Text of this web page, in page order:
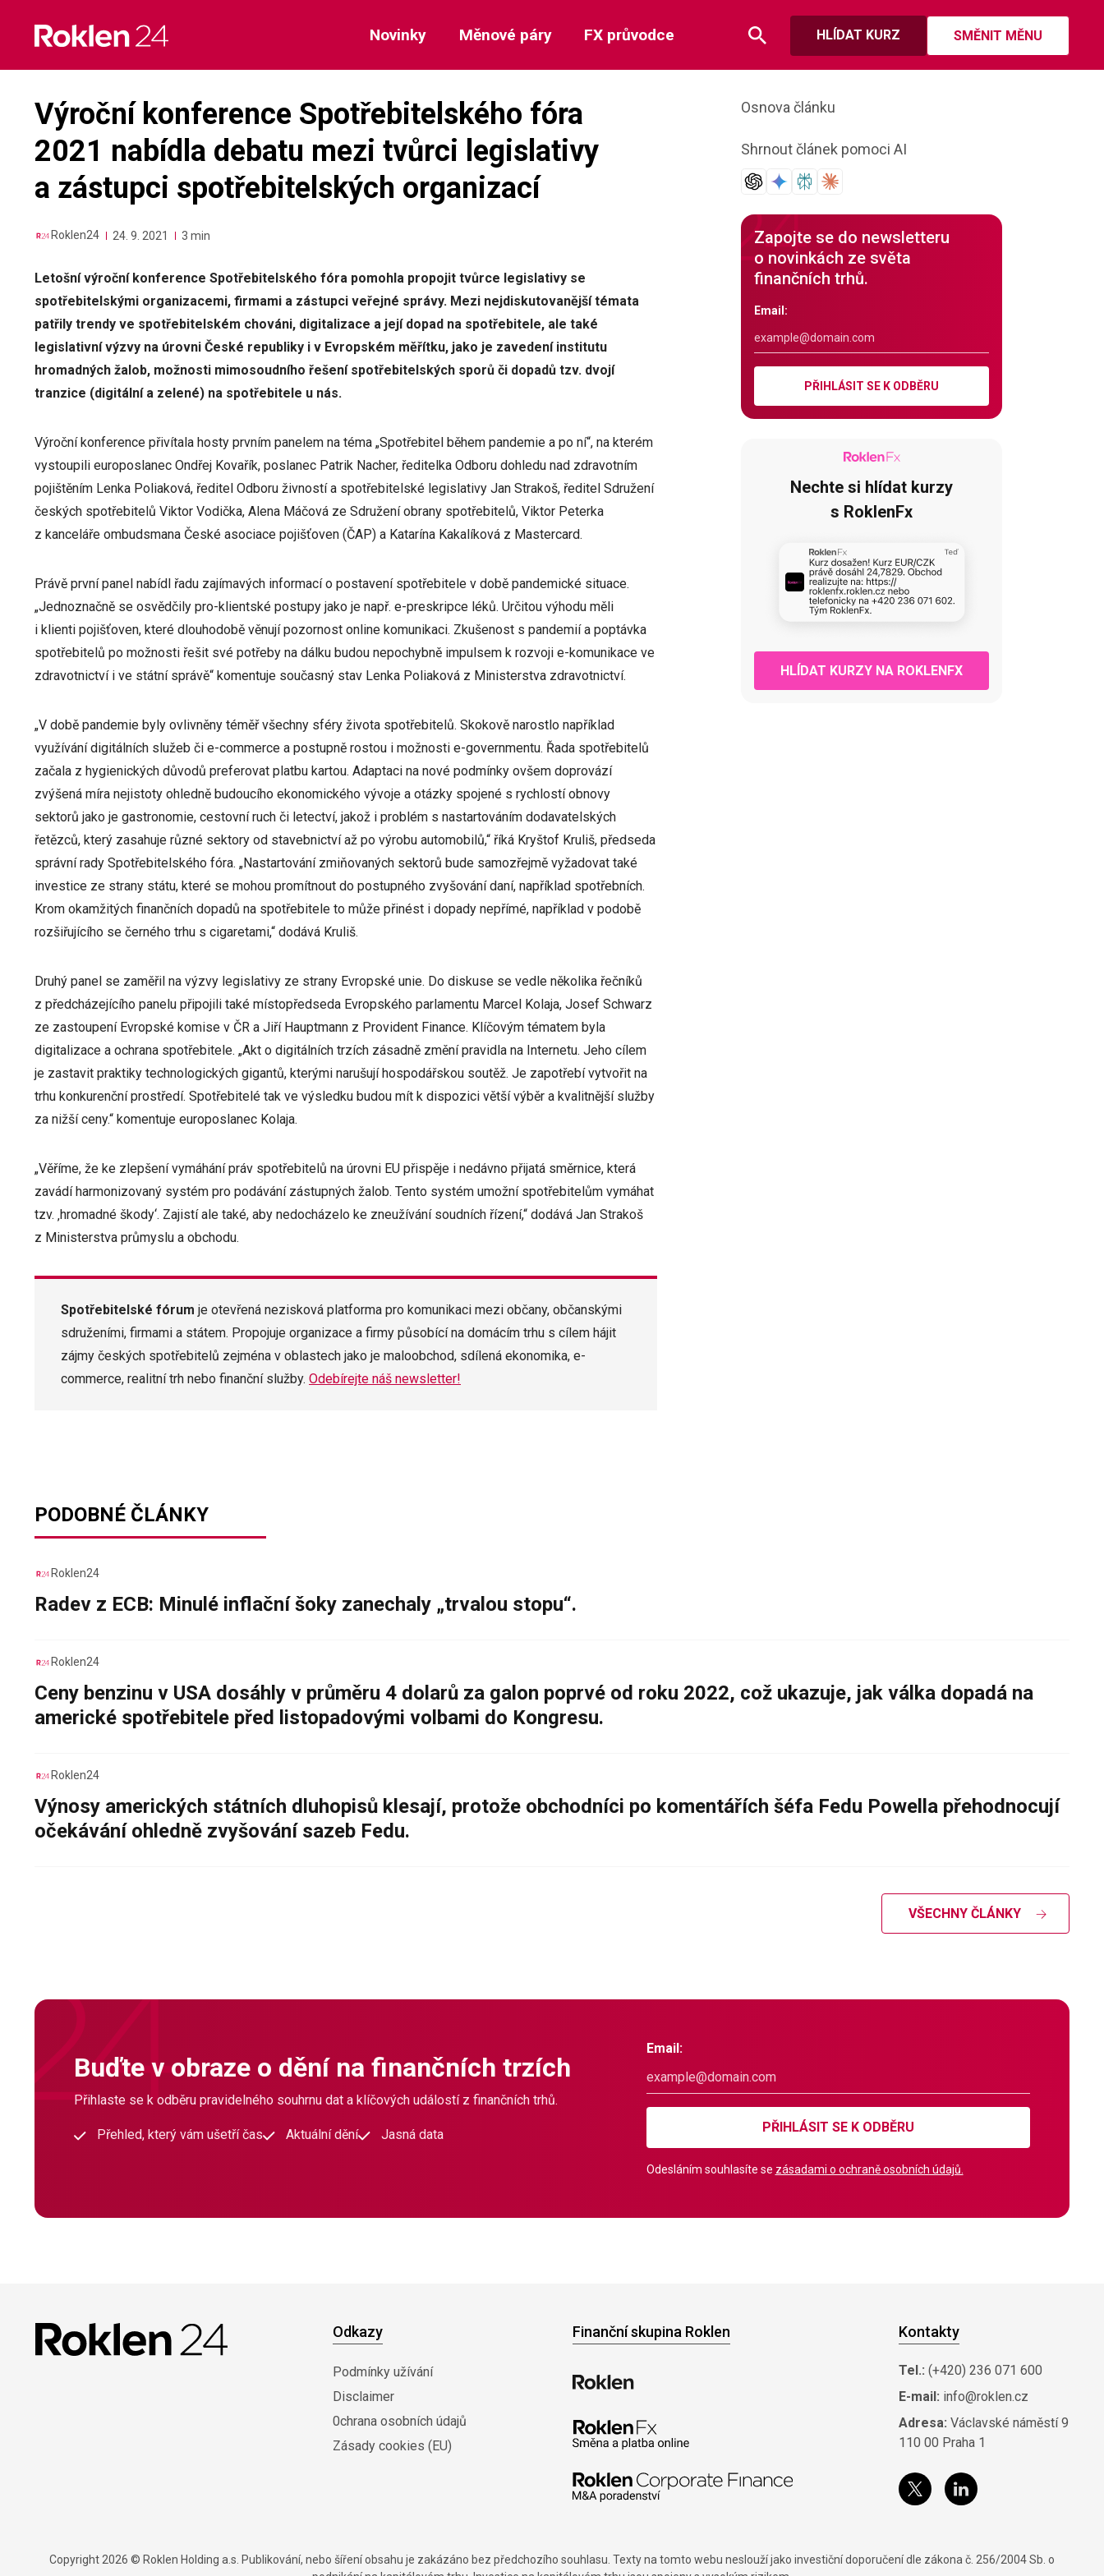
content
HLÍDAT KURZ SMĚNIT MĚNU
Novinky Měnové páry FX průvodce
Výroční konference Spotřebitelského fóra
2021 nabídla debatu mezi tvůrci legislativy
a zástupci spotřebitelských organizací
Roklen24 24. 9. 2021 3 min
Letošní výroční konference Spotřebitelského fóra pomohla propojit tvůrce legislativy se
spotřebitelskými organizacemi, firmami a zástupci veřejné správy. Mezi nejdiskutovanější témata
patřily trendy ve spotřebitelském chováni, digitalizace a její dopad na spotřebitele, ale také
legislativní výzvy na úrovni České republiky i v Evropském měřítku, jako je zavedení institutu
hromadných žalob, možnosti mimosoudního řešení spotřebitelských sporů či dopadů tzv. dvojí
tranzice (digitální a zelené) na spotřebitele u nás.
Výroční konference přivítala hosty prvním panelem na téma „Spotřebitel během pandemie a po ní“, na kterém
vystoupili europoslanec Ondřej Kovařík, poslanec Patrik Nacher, ředitelka Odboru dohledu nad zdravotním
pojištěním Lenka Poliaková, ředitel Odboru živností a spotřebitelské legislativy Jan Strakoš, ředitel Sdružení
českých spotřebitelů Viktor Vodička, Alena Máčová ze Sdružení obrany spotřebitelů, Viktor Peterka
z kanceláře ombudsmana České asociace pojišťoven (ČAP) a Katarína Kakalíková z Mastercard.
Právě první panel nabídl řadu zajímavých informací o postavení spotřebitele v době pandemické situace.
„Jednoznačně se osvědčily pro-klientské postupy jako je např. e-preskripce léků. Určitou výhodu měli
i klienti pojišťoven, které dlouhodobě věnují pozornost online komunikaci. Zkušenost s pandemií a poptávka
spotřebitelů po možnosti řešit své potřeby na dálku budou nepochybně impulsem k rozvoji e-komunikace ve
zdravotnictví i ve státní správě“ komentuje současný stav Lenka Poliaková z Ministerstva zdravotnictví.
„V době pandemie byly ovlivněny téměř všechny sféry života spotřebitelů. Skokově narostlo například
využívání digitálních služeb či e-commerce a postupně rostou i možnosti e-governmentu. Řada spotřebitelů
začala z hygienických důvodů preferovat platbu kartou. Adaptaci na nové podmínky ovšem doprovází
zvýšená míra nejistoty ohledně budoucího ekonomického vývoje a otázky spojené s rychlostí obnovy
sektorů jako je gastronomie, cestovní ruch či letectví, jakož i problém s nastartováním dodavatelských
řetězců, který zasahuje různé sektory od stavebnictví až po výrobu automobilů,“ říká Kryštof Kruliš, předseda
správní rady Spotřebitelského fóra. „Nastartování zmiňovaných sektorů bude samozřejmě vyžadovat také
investice ze strany státu, které se mohou promítnout do postupného zvyšování daní, například spotřebních.
Krom okamžitých finančních dopadů na spotřebitele to může přinést i dopady nepřímé, například v podobě
rozšiřujícího se černého trhu s cigaretami,“ dodává Kruliš.
Druhý panel se zaměřil na výzvy legislativy ze strany Evropské unie. Do diskuse se vedle několika řečníků
z předcházejícího panelu připojili také místopředseda Evropského parlamentu Marcel Kolaja, Josef Schwarz
ze zastoupení Evropské komise v ČR a Jiří Hauptmann z Provident Finance. Klíčovým tématem byla
digitalizace a ochrana spotřebitele. „Akt o digitálních trzích zásadně změní pravidla na Internetu. Jeho cílem
je zastavit praktiky technologických gigantů, kterými narušují hospodářskou soutěž. Je zapotřebí vytvořit na
trhu konkurenční prostředí. Spotřebitelé tak ve výsledku budou mít k dispozici větší výběr a kvalitnější služby
za nižší ceny.“ komentuje europoslanec Kolaja.
„Věříme, že ke zlepšení vymáhání práv spotřebitelů na úrovni EU přispěje i nedávno přijatá směrnice, která
zavádí harmonizovaný systém pro podávání zástupných žalob. Tento systém umožní spotřebitelům vymáhat
tzv. ‚hromadné škody‘. Zajistí ale také, aby nedocházelo ke zneužívání soudních řízení,“ dodává Jan Strakoš
z Ministerstva průmyslu a obchodu.
Spotřebitelské fórum je otevřená nezisková platforma pro komunikaci mezi občany, občanskými
sdruženími, firmami a státem. Propojuje organizace a firmy působící na domácím trhu s cílem hájit
zájmy českých spotřebitelů zejména v oblastech jako je maloobchod, sdílená ekonomika, e-
commerce, realitní trh nebo finanční služby. Odebírejte náš newsletter!
Osnova článku
Shrnout článek pomoci AI
Zapojte se do newsletteru
o novinkách ze světa
finančních trhů.
Email:
PŘIHLÁSIT SE K ODBĚRU
Nechte si hlídat kurzy
s RoklenFx
HLÍDAT KURZY NA ROKLENFX
PODOBNÉ ČLÁNKY
Roklen24
Radev z ECB: Minulé inflační šoky zanechaly „trvalou stopu“.
Roklen24
Ceny benzinu v USA dosáhly v průměru 4 dolarů za galon poprvé od roku 2022, což ukazuje, jak válka dopadá na
americké spotřebitele před listopadovými volbami do Kongresu.
Roklen24
Výnosy amerických státních dluhopisů klesají, protože obchodníci po komentářích šéfa Fedu Powella přehodnocují
očekávání ohledně zvyšování sazeb Fedu.
VŠECHNY ČLÁNKY
Buďte v obraze o dění na finančních trzích
Přihlaste se k odběru pravidelného souhrnu dat a klíčových událostí z finančních trhů.
Přehled, který vám ušetří čas Aktuální dění Jasná data
Email:
PŘIHLÁSIT SE K ODBĚRU
Odesláním souhlasíte se zásadami o ochraně osobních údajů.
Odkazy
Podmínky užívání
Disclaimer
0chrana osobních údajů
Zásady cookies (EU)
Finanční skupina Roklen Kontakty
Tel.: (+420) 236 071 600
E-mail: info@roklen.cz
Adresa: Václavské náměstí 9
110 00 Praha 1
Copyright 2026 © Roklen Holding a.s. Publikování, nebo šíření obsahu je zakázáno bez předchozího souhlasu. Texty na tomto webu neslouží jako investiční doporučení dle zákona č. 256/2004 Sb. o